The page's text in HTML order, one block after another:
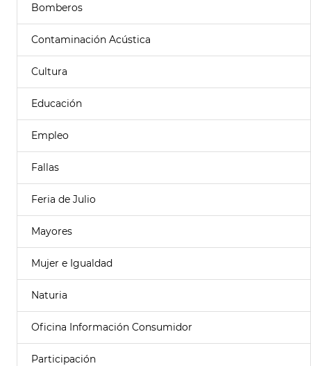
Bomberos
Contaminación Acústica
Cultura
Educación
Empleo
Fallas
Feria de Julio
Mayores
Mujer e Igualdad
Naturia
Oficina Información Consumidor
Participación